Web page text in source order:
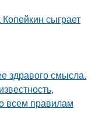
сыграет
здравого смысла.
всем правилам